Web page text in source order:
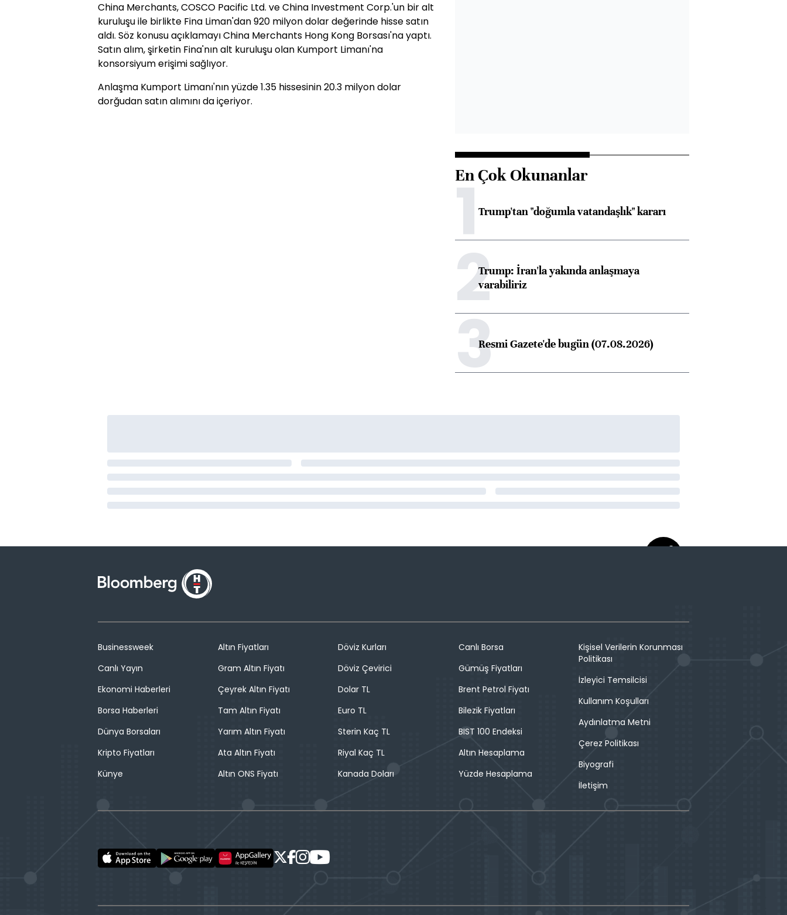
China Merchants, COSCO Pacific Ltd. ve China Investment Corp.'un bir alt
kuruluşu ile birlikte Fina Liman'dan 920 milyon dolar değerinde hisse satın
aldı. Söz konusu açıklamayı China Merchants Hong Kong Borsası'na yaptı.
Satın alım, şirketin Fina'nın alt kuruluşu olan Kumport Limanı'na
konsorsiyum erişimi sağlıyor.
Anlaşma Kumport Limanı'nın yüzde 1.35 hissesinin 20.3 milyon dolar
dorğudan satın alımını da içeriyor.
En Çok Okunanlar
1Trump'tan "doğumla vatandaşlık" kararı
2Trump: İran'la yakında anlaşmaya
varabiliriz
3Resmi Gazete'de bugün (07.08.2026)
Businessweek
Canlı Yayın
Ekonomi Haberleri
Borsa Haberleri
Dünya Borsaları
Kripto Fiyatları
Künye
Altın Fiyatları
Gram Altın Fiyatı
Çeyrek Altın Fiyatı
Tam Altın Fiyatı
Yarım Altın Fiyatı
Ata Altın Fiyatı
Altın ONS Fiyatı
Döviz Kurları
Döviz Çevirici
Dolar TL
Euro TL
Sterin Kaç TL
Riyal Kaç TL
Kanada Doları
Canlı Borsa
Gümüş Fiyatları
Brent Petrol Fiyatı
Bilezik Fiyatları
BIST 100 Endeksi
Altın Hesaplama
Yüzde Hesaplama
Kişisel Verilerin Korunması
Politikası
İzleyici Temsilcisi
Kullanım Koşulları
Aydınlatma Metni
Çerez Politikası
Biyografi
İletişim